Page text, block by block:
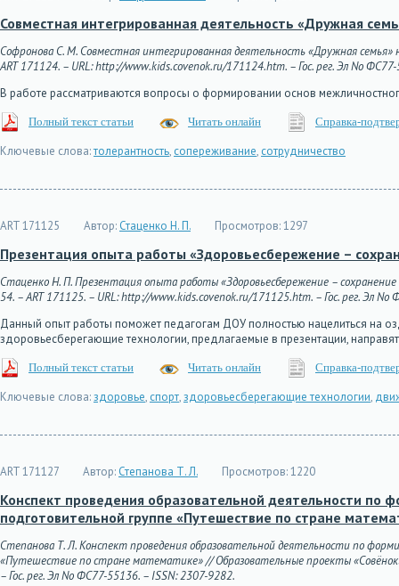
Совместная интегрированная деятельность «Дружная
Софронова С. М. Совместная интегрированная деятельность «Дружная
ART 171124. – URL: http://www.kids.covenok.ru/171124.htm. – Гос. рег. Эл No
В работе рассматриваются вопросы о формировании основ
Полный текст статьи Читать онлайн Справка-
Ключевые слова:толерантность, сопереживание, сотрудничество
ART 171125 Автор: Стаценко Н. П. Просмотров:1297
Презентация опыта работы «Здоровьесбережение –
Стаценко Н. П. Презентация опыта работы «Здоровьесбережение –
54. – ART 171125. – URL: http://www.kids.covenok.ru/171125.htm. – Гос. рег. Эл
Данный опыт работы поможет педагогам ДОУ полностью нацелиться на
здоровьесберегающие технологии, предлагаемые в презентации,
Полный текст статьи Читать онлайн Справка-
Ключевые слова:здоровье, спорт,здоровьесберегающие технологии,
ART 171127 Автор: Степанова Т. Л. Просмотров:1220
Конспект проведения образовательной деятельности
подготовительной группе «Путешествие по стране
Степанова Т. Л. Конспект проведения образовательной деятельности по
«Путешествие по стране математике» // Образовательные проекты
– Гос. рег. Эл No ФС77-55136. – ISSN: 2307-9282.